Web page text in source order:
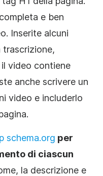
e ben
Inserite alcuni
video contiene
anche scrivere un
video e includerlo
schema.org per
di ciascun
la descrizione e